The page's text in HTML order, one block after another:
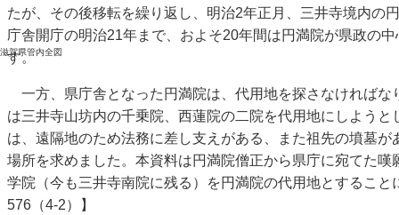
滋賀県管内全図
たが、その後移転を繰り返し、明治2年正月、三井寺境内の
庁舎開庁の明治21年まで、およそ20年間は円満院が県政の
す。
一方、県庁舎となった円満院は、代用地を探さなければな
は三井寺山坊内の千乗院、西蓮院の二院を代用地にしようと
は、遠隔地のため法務に差し支えがある、また祖先の墳墓が
場所を求めました。本資料は円満院僧正から県庁に宛てた嘆
学院（今も三井寺南院に残る）を円満院の代用地とするこ
576（4-2）】